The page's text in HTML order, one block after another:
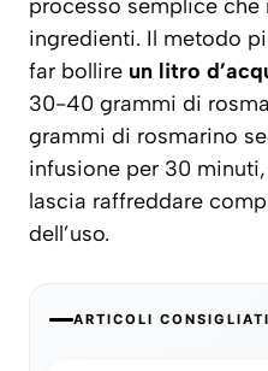
processo semplice che
ingredienti. Il metodo
far bollire un litro
30-40 grammi di
grammi di rosmarino
infusione per 30
lascia raffreddare
dell’uso.
ARTICOLI CONSIGLIATI